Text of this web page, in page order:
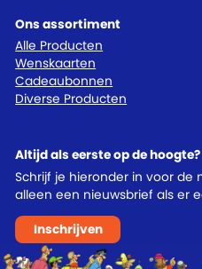
Ons assortiment
Alle Producten
Wenskaarten
Cadeaubonnen
Diverse Producten
Altijd als eerste op de hoogte?
Schrijf je hieronder in voor de
alleen een nieuwsbrief als er
Inschrijven